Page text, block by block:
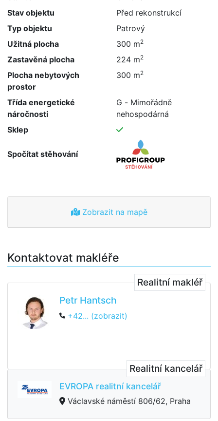
Stav objektu
Před rekonstrukcí
Typ objektu
Patrový
Užitná plocha
300 m2
Zastavěná plocha 224 m2
Plocha nebytových
prostor
300 m2
Třída energetické
náročnosti
G - Mimořádně
nehospodárná
Sklep
Spočítat stěhování
Zobrazit na mapě
Kontaktovat makléře
Realitní makléř
Petr Hantsch
+42... (zobrazit)
Realitní kancelář
EVROPA realitní kancelář
Václavské náměstí 806/62, Praha